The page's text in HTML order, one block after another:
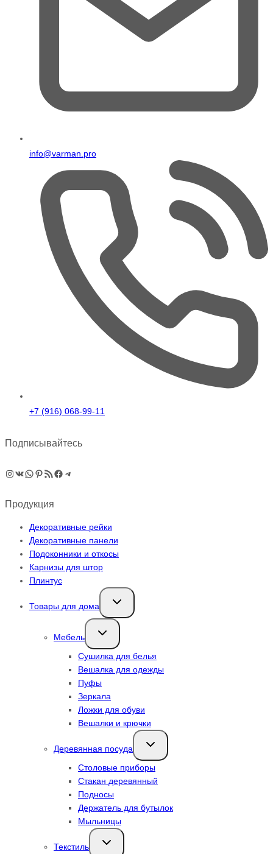
info@varman.pro
+7 (916) 068-99-11
Подписывайтесь
Instagram
ВКонтакте
WhatsApp
Pinterest
RSS-рассылка
Facebook
Telegram
Продукция
Декоративные рейки
Декоративные панели
Подоконники и откосы
Карнизы для штор
Плинтус
Товары для дома
Переключить
дочернее
Мебель
Переключить
дочернее
Сушилка для белья
Вешалка для одежды
Пуфы
Зеркала
Ложки для обуви
Вешалки и крючки
Деревянная посуда
Переключить
дочернее
Столовые приборы
Стакан деревянный
Подносы
Держатель для бутылок
Мыльницы
Текстиль
Переключить
дочернее